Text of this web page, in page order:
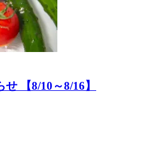
【8/10～8/16】